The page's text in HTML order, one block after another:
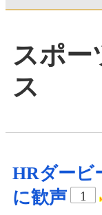
スポー
ス
HRダービ
に歓声
1